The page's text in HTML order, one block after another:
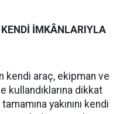
İMKÂNLARIYLA
kendi araç, ekipman ve
dikkat
yakınını kendi